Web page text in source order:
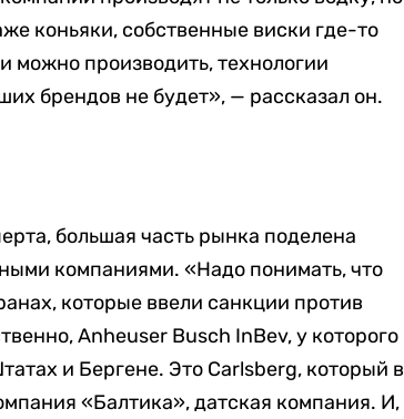
коньяки, собственные виски где-то
производить, технологии
брендов не будет», — рассказал он.
большая часть рынка поделена
компаниями. «Надо понимать, что
которые ввели санкции против
Anheuser Busch InBev, у которого
и Бергене. Это Carlsberg, который в
«Балтика», датская компания. И,